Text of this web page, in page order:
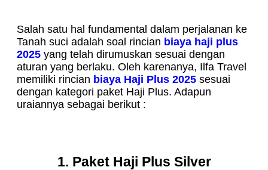
Salah satu hal fundamental dalam perjalanan ke
Tanah suci adalah soal rincian biaya haji plus
2025 yang telah dirumuskan sesuai dengan
aturan yang berlaku. Oleh karenanya, Ilfa Travel
memiliki rincian biaya Haji Plus 2025 sesuai
dengan kategori paket Haji Plus. Adapun
uraiannya sebagai berikut :
1. Paket Haji Plus Silver